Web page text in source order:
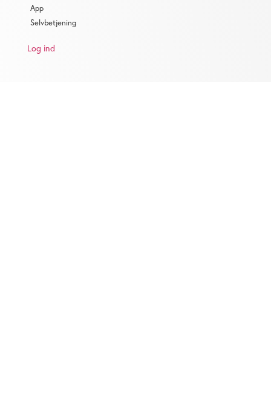
App
Selvbetjening
Log ind